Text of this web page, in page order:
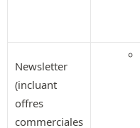
Newsletter
(incluant
offres
commerciales